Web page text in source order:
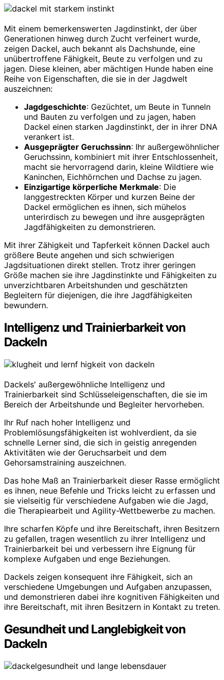
Mit einem bemerkenswerten Jagdinstinkt, der über
Generationen hinweg durch Zucht verfeinert wurde,
zeigen Dackel, auch bekannt als Dachshunde, eine
unübertroffene Fähigkeit, Beute zu verfolgen und zu
jagen. Diese kleinen, aber mächtigen Hunde haben eine
Reihe von Eigenschaften, die sie in der Jagdwelt
auszeichnen:
Jagdgeschichte: Gezüchtet, um Beute in Tunneln
und Bauten zu verfolgen und zu jagen, haben
Dackel einen starken Jagdinstinkt, der in ihrer DNA
verankert ist.
Ausgeprägter Geruchssinn: Ihr außergewöhnlicher
Geruchssinn, kombiniert mit ihrer Entschlossenheit,
macht sie hervorragend darin, kleine Wildtiere wie
Kaninchen, Eichhörnchen und Dachse zu jagen.
Einzigartige körperliche Merkmale: Die
langgestreckten Körper und kurzen Beine der
Dackel ermöglichen es ihnen, sich mühelos
unterirdisch zu bewegen und ihre ausgeprägten
Jagdfähigkeiten zu demonstrieren.
Mit ihrer Zähigkeit und Tapferkeit können Dackel auch
größere Beute angehen und sich schwierigen
Jagdsituationen direkt stellen. Trotz ihrer geringen
Größe machen sie ihre Jagdinstinkte und Fähigkeiten zu
unverzichtbaren Arbeitshunden und geschätzten
Begleitern für diejenigen, die ihre Jagdfähigkeiten
bewundern.
Intelligenz und Trainierbarkeit von
Dackeln
Dackels' außergewöhnliche Intelligenz und
Trainierbarkeit sind Schlüsseleigenschaften, die sie im
Bereich der Arbeitshunde und Begleiter hervorheben.
Ihr Ruf nach hoher Intelligenz und
Problemlösungsfähigkeiten ist wohlverdient, da sie
schnelle Lerner sind, die sich in geistig anregenden
Aktivitäten wie der Geruchsarbeit und dem
Gehorsamstraining auszeichnen.
Das hohe Maß an Trainierbarkeit dieser Rasse ermöglicht
es ihnen, neue Befehle und Tricks leicht zu erfassen und
sie vielseitig für verschiedene Aufgaben wie die Jagd,
die Therapiearbeit und Agility-Wettbewerbe zu machen.
Ihre scharfen Köpfe und ihre Bereitschaft, ihren Besitzern
zu gefallen, tragen wesentlich zu ihrer Intelligenz und
Trainierbarkeit bei und verbessern ihre Eignung für
komplexe Aufgaben und enge Beziehungen.
Dackels zeigen konsequent ihre Fähigkeit, sich an
verschiedene Umgebungen und Aufgaben anzupassen,
und demonstrieren dabei ihre kognitiven Fähigkeiten und
ihre Bereitschaft, mit ihren Besitzern in Kontakt zu treten.
Gesundheit und Langlebigkeit von
Dackeln